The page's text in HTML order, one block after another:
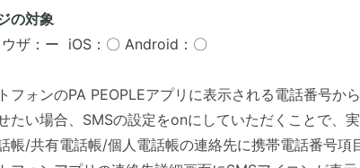
の対象
ウザ：ー iOS：〇 Android：〇
フォンのPA PEOPLEアプリに表示される電話番号か
たい場合、SMSの設定をonにしていただくことで、実
帳/共有電話帳/個人電話帳の連絡先に携帯電話番号項